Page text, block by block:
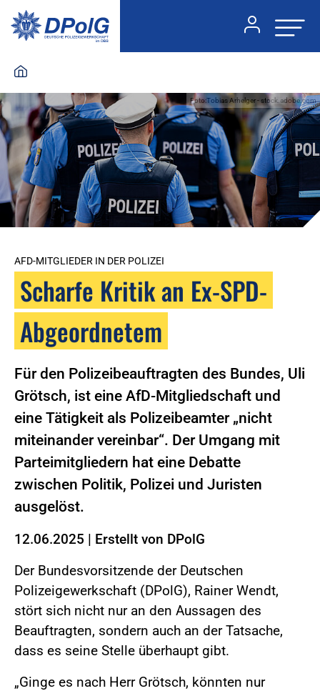
Foto:Tobias Arhelger - stock.adobe.com
AFD-MITGLIEDER IN DER POLIZEI
Scharfe Kritik an Ex-SPD-
Abgeordnetem
Für den Polizeibeauftragten des Bundes, Uli
Grötsch, ist eine AfD-Mitgliedschaft und
eine Tätigkeit als Polizeibeamter „nicht
miteinander vereinbar“. Der Umgang mit
Parteimitgliedern hat eine Debatte
zwischen Politik, Polizei und Juristen
ausgelöst.
12.06.2025 | Erstellt von DPolG
Der Bundesvorsitzende der Deutschen
Polizeigewerkschaft (DPolG), Rainer Wendt,
stört sich nicht nur an den Aussagen des
Beauftragten, sondern auch an der Tatsache,
dass es seine Stelle überhaupt gibt.
„Ginge es nach Herr Grötsch, könnten nur